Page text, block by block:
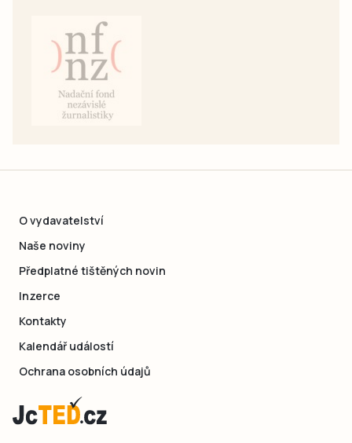
O vydavatelství
Naše noviny
Předplatné tištěných novin
Inzerce
Kontakty
Kalendář událostí
Ochrana osobních údajů